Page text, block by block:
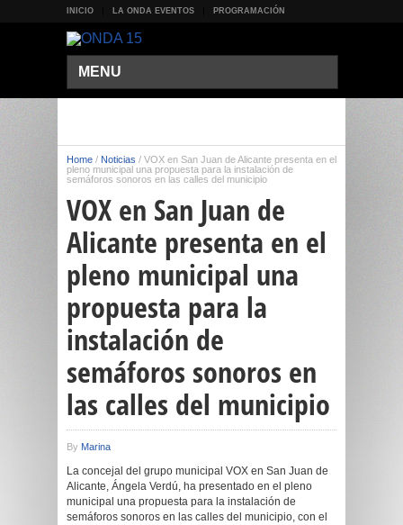
INICIO LA ONDA EVENTOS PROGRAMACIÓN
MENU
Home / Noticias / VOX en San Juan de Alicante presenta en el
pleno municipal una propuesta para la instalación de
semáforos sonoros en las calles del municipio
VOX en San Juan de
Alicante presenta en el
pleno municipal una
propuesta para la
instalación de
semáforos sonoros en
las calles del municipio
By Marina
La concejal del grupo municipal VOX en San Juan de
Alicante, Ángela Verdú, ha presentado en el pleno
municipal una propuesta para la instalación de
semáforos sonoros en las calles del municipio, con el